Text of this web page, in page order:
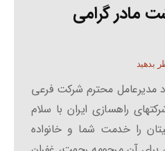
مادر گرامی
بدهید
مدیرعامل محترم شرکت فرعی
راهسازی ایران با سلام
را خدمت شما و خانواده